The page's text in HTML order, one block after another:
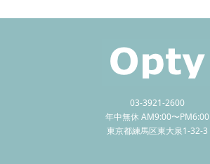
03-3921-2600
年中無休 AM9:00〜PM6:00
東京都練馬区東大泉1-32-3